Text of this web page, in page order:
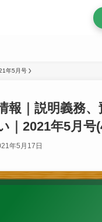
年5月号
報｜説明義務
｜2021年5月号
年5月17日